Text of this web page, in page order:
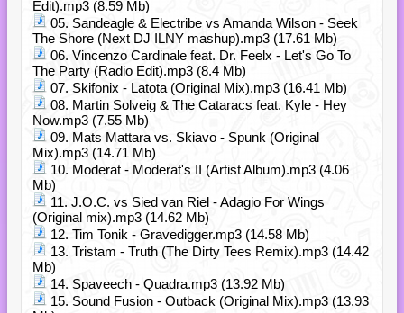
Edit).mp3 (8.59 Mb)
05. Sandeagle & Electribe vs Amanda Wilson - Seek
The Shore (Next DJ ILNY mashup).mp3 (17.61 Mb)
06. Vincenzo Cardinale feat. Dr. Feelx - Let's Go To
The Party (Radio Edit).mp3 (8.4 Mb)
07. Skifonix - Latota (Original Mix).mp3 (16.41 Mb)
08. Martin Solveig & The Cataracs feat. Kyle - Hey
Now.mp3 (7.55 Mb)
09. Mats Mattara vs. Skiavo - Spunk (Original
Mix).mp3 (14.71 Mb)
10. Moderat - Moderat's II (Artist Album).mp3 (4.06
Mb)
11. J.O.C. vs Sied van Riel - Adagio For Wings
(Original mix).mp3 (14.62 Mb)
12. Tim Tonik - Gravedigger.mp3 (14.58 Mb)
13. Tristam - Truth (The Dirty Tees Remix).mp3 (14.42
Mb)
14. Spaveech - Quadra.mp3 (13.92 Mb)
15. Sound Fusion - Outback (Original Mix).mp3 (13.93